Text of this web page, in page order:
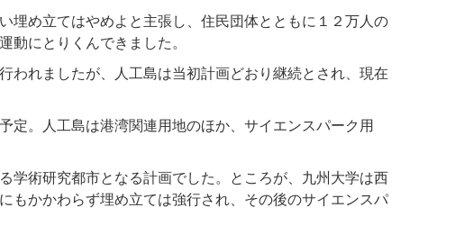
埋め立てはやめよと主張し、住民団体とともに１２万人の
動にとりくんできました。
われましたが、人工島は当初計画どおり継続とされ、現在
定。人工島は港湾関連用地のほか、サイエンスパーク用
学術研究都市となる計画でした。ところが、九州大学は西
もかかわらず埋め立ては強行され、その後のサイエンスパ